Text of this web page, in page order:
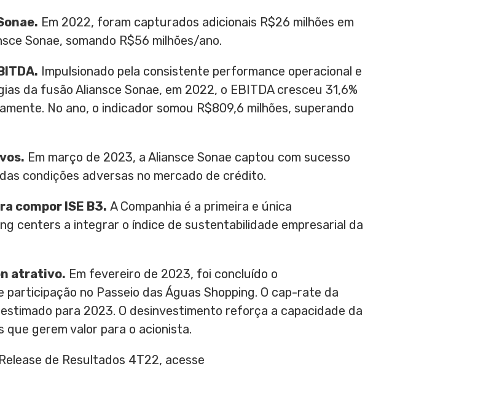
Em 2022, foram capturados adicionais R$26 milhões em
Sonae, somando R$56 milhões/ano.
Impulsionado pela consistente performance operacional e
da fusão Aliansce Sonae, em 2022, o EBITDA cresceu 31,6%
No ano, o indicador somou R$809,6 milhões, superando
Em março de 2023, a Aliansce Sonae captou com sucesso
condições adversas no mercado de crédito.
compor ISE B3. A Companhia é a primeira e única
centers a integrar o índice de sustentabilidade empresarial da
atrativo. Em fevereiro de 2023, foi concluído o
participação no Passeio das Águas Shopping. O cap-rate da
para 2023. O desinvestimento reforça a capacidade da
que gerem valor para o acionista.
de Resultados 4T22, acesse